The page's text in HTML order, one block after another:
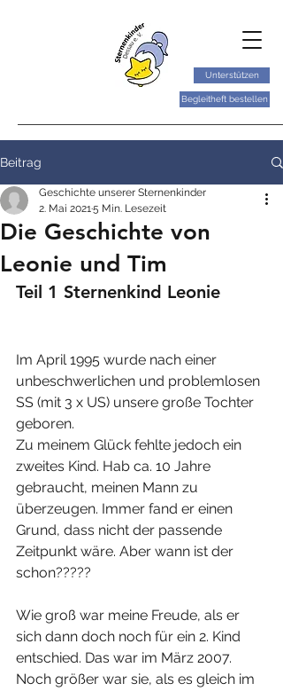
Unterstützen
Begleitheft bestellen
Beitrag
Die Geschichte von
Leonie und Tim
Geschichte unserer Sternenkinder
2. Mai 20215 Min. Lesezeit
Teil 1 Sternenkind Leonie
Im April 1995 wurde nach einer
unbeschwerlichen und problemlosen
SS (mit 3 x US) unsere große Tochter
geboren.
Zu meinem Glück fehlte jedoch ein
zweites Kind. Hab ca. 10 Jahre
gebraucht, meinen Mann zu
überzeugen. Immer fand er einen
Grund, dass nicht der passende
Zeitpunkt wäre. Aber wann ist der
schon?????
Wie groß war meine Freude, als er
sich dann doch noch für ein 2. Kind
entschied. Das war im März 2007.
Noch größer war sie, als es gleich im